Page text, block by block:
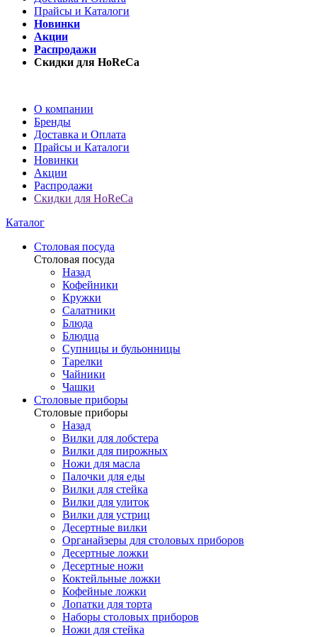
Прайсы и Каталоги
Новинки
Акции
Распродажи
Скидки для HoReCa
О компании
Бренды
Доставка и Оплата
Прайсы и Каталоги
Новинки
Акции
Распродажи
Скидки для HoReCa
Каталог
Столовая посуда
Столовая посуда
Назад
Кофейники
Кружки
Салатники
Блюда
Блюдца
Супницы и бульонницы
Тарелки
Чайники
Чашки
Cтоловые приборы
Cтоловые приборы
Назад
Вилки для лобстера
Вилки для пирожных
Ножи для масла
Палочки для еды
Вилки для стейка
Вилки для улиток
Вилки для устриц
Десертные вилки
Органайзеры для столовых приборов
Десертные ложки
Десертные ножи
Коктейльные ложки
Кофейные ложки
Лопатки для торта
Наборы столовых приборов
Ножи для стейка